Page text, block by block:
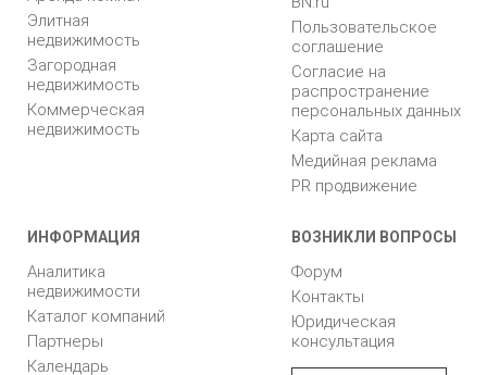
Элитная
недвижимость
Загородная
недвижимость
Коммерческая
недвижимость
Пользовательское
соглашение
Согласие на
распространение
персональных данных
Карта сайта
Медийная реклама
PR продвижение
ИНФОРМАЦИЯ
Аналитика
недвижимости
Каталог компаний
Партнеры
Календарь
ВОЗНИКЛИ ВОПРОСЫ
Форум
Контакты
Юридическая
консультация